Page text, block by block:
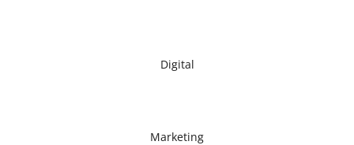
Digital
Marketing